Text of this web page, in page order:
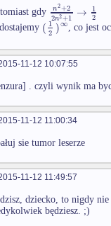
gdy n2+2
2n2+1 → 1
2
( 1
2 )∞, co jest
11-12 10:07:55
. czyli wynik ma
11-12 11:00:34
sie tumor leserze
11-12 11:49:57
dziecko, to nigdy
będziesz. ;)